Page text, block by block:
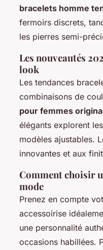
bracelets homme
fermoirs discrets,
les pierres semi-
Les nouveautés
look
Les tendances
combinaisons de
pour femmes
élégants explorent
modèles ajustables.
innovantes et aux
Comment choisir
mode
Prenez en compte
accessoirise
une personnalité
occasions habillées.